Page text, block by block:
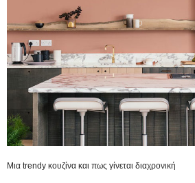
Μια trendy κουζίνα και πως γίνεται διαχρονική